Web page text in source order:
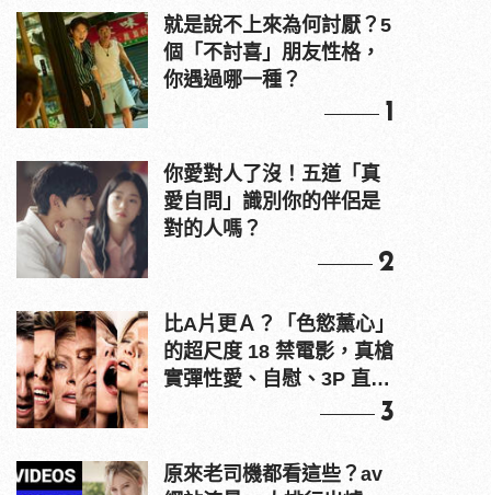
就是說不上來為何討厭？5
個「不討喜」朋友性格，
你遇過哪一種？
1
你愛對人了沒！五道「真
愛自問」識別你的伴侶是
對的人嗎？
2
比A片更Ａ？「色慾薰心」
的超尺度 18 禁電影，真槍
實彈性愛、自慰、3P 直接
3
原來老司機都看這些？av